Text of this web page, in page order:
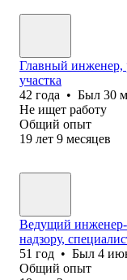
Главный инженер,
участка
42 года • Был 30
Не ищет работу
Общий опыт
19 лет 9 месяцев
Ведущий инженер-
надзору,
51 год • Был 4
Общий опыт